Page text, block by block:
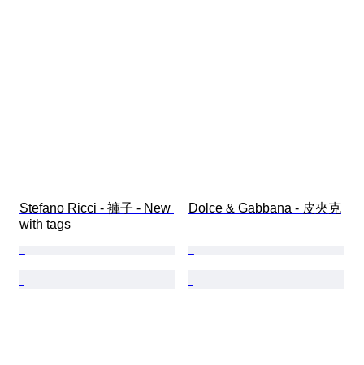
Stefano Ricci - 褲子 - New
with tags
Dolce & Gabbana - 皮夾克